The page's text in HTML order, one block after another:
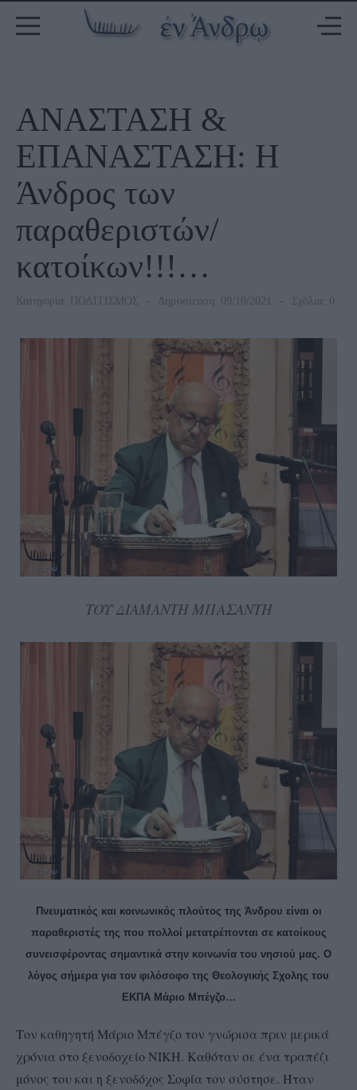
ΑΝΑΣΤΑΣΗ &
ΕΠΑΝΑΣΤΑΣΗ: Η
Άνδρος των
παραθεριστών/
κατοίκων!!!…
Κατηγορία: ΠΟΛΙΤΙΣΜΟΣ Δημοσίευση: 09/10/2021 Σχόλια: 0
ΤΟΥ ΔΙΑΜΑΝΤΗ ΜΠΑΣΑΝΤΗ
Πνευματικός και κοινωνικός πλούτος της Άνδρου είναι οι
παραθεριστές της που πολλοί μετατρέπονται σε κατοίκους
συνεισφέροντας σημαντικά στην κοινωνία του νησιού μας. Ο
λόγος σήμερα για τον φιλόσοφο της Θεολογικής Σχολης του
ΕΚΠΑ Μάριο Μπέγζο…
Τον καθηγητή Μάριο Μπέγζο τον γνώρισα πριν μερικά
χρόνια στο ξενοδοχείο ΝΙΚΗ. Καθόταν σε ένα τραπέζι
μόνος του και η ξενοδόχος Σοφία τον σύστησε. Ήταν